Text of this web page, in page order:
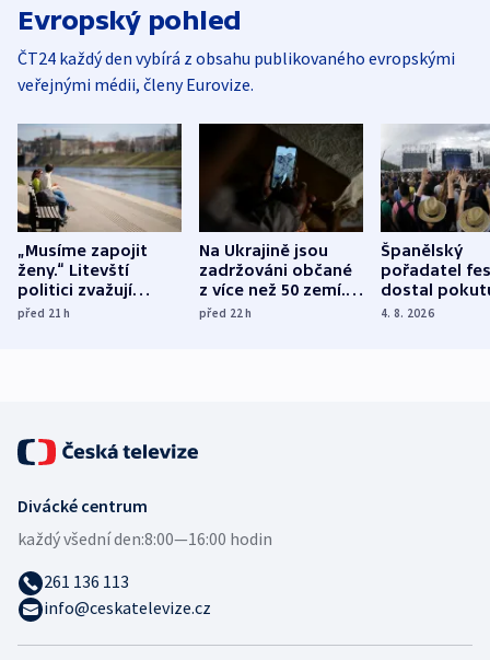
Evropský pohled
ČT24 každý den vybírá z obsahu publikovaného evropskými
veřejnými médii, členy Eurovize.
„Musíme zapojit
ženy.“ Litevští
politici zvažují
dohodu o
před 21h
Na Ukrajině jsou
zadržováni občané
z více než 50 zemí.
Bojovali na straně
před 22h
Španělský
pořadatel
dostal
nekalé
4. 8. 2026
Divácké centrum
každý všední den:8:00—16:00 hodin
261 136 113
info@ceskatelevize.cz